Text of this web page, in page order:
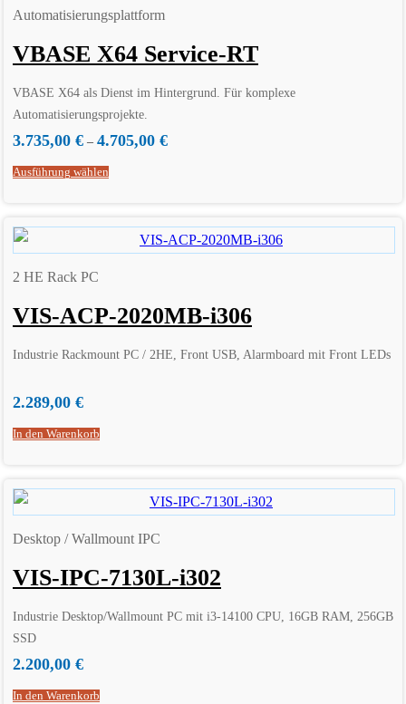
Automatisierungsplattform
VBASE X64 Service-RT
VBASE X64 als Dienst im Hintergrund. Für komplexe
Automatisierungsprojekte.
Einzellizenz für ein Laufzeitsystem inkl. Editor
3.735,00 € – 4.705,00 €
Ausführung wählen
2 HE Rack PC
VIS-ACP-2020MB-i306
Industrie Rackmount PC / 2HE, Front USB, Alarmboard mit Front LEDs
2.289,00 €
In den Warenkorb
Desktop / Wallmount IPC
VIS-IPC-7130L-i302
Industrie Desktop/Wallmount PC mit i3-14100 CPU, 16GB RAM, 256GB
SSD
2.200,00 €
In den Warenkorb